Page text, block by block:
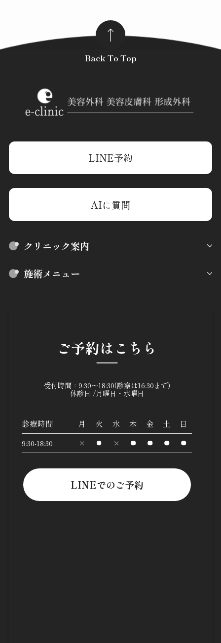
LINE予約
AIに質問
クリニック案内
施術メニュー
ご予約はこちら
受付時間：9:30～18:30(診察は16:30まで)
休診日 /月曜日・水曜日
診療時間 月 火 水 木 金 土 日
9:30-18:30
LINEでのご予約
Back To Top